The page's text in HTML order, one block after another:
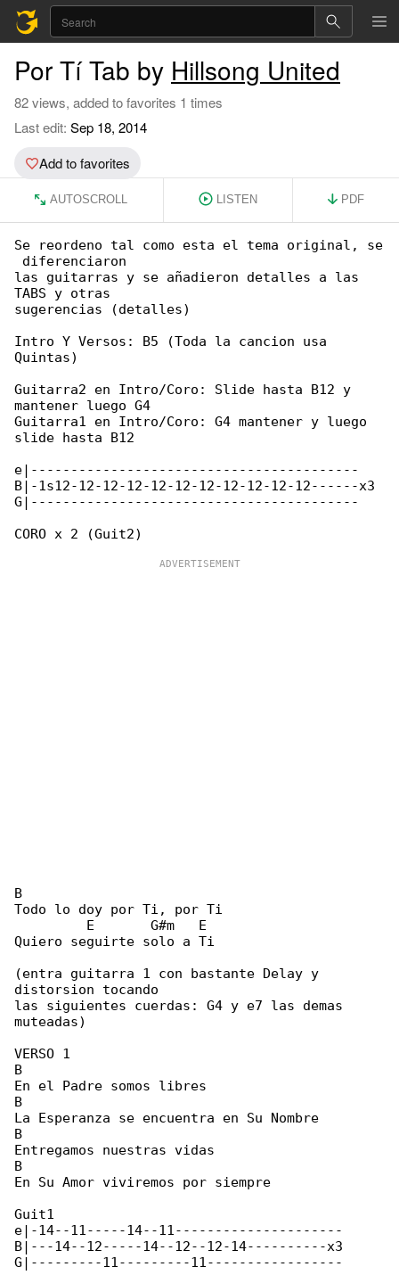
Por Tí Tab by Hillsong United
82 views, added to favorites 1 times
Last edit: Sep 18, 2014
Add to favorites
AUTOSCROLL LISTEN PDF
Se reordeno tal como esta el tema original, se
diferenciaron
las guitarras y se añadieron detalles a las
TABS y otras
sugerencias (detalles)
Intro Y Versos: B5 (Toda la cancion usa
Quintas)
Guitarra2 en Intro/Coro: Slide hasta B12 y
mantener luego G4
Guitarra1 en Intro/Coro: G4 mantener y luego
slide hasta B12
e|-----------------------------------------
B|-1s12-12-12-12-12-12-12-12-12-12-12------x3
G|-----------------------------------------
B
Todo lo doy por Ti, por Ti
         E       G#m   E
Quiero seguirte solo a Ti
(entra guitarra 1 con bastante Delay y
distorsion tocando
las siguientes cuerdas: G4 y e7 las demas
muteadas)
VERSO 1
B
En el Padre somos libres
B
La Esperanza se encuentra en Su Nombre
B
Entregamos nuestras vidas
B
En Su Amor viviremos por siempre
Guit1
e|-14--11-----14--11---------------------
B|---14--12-----14--12--12-14----------x3
G|---------11---------11-----------------